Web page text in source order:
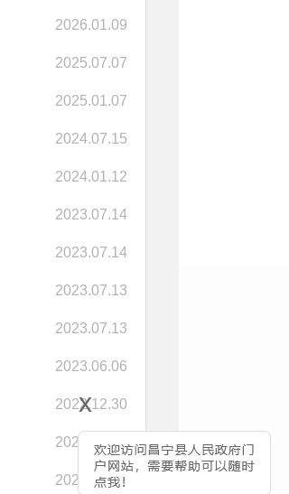
x
2026.01.09
2025.07.07
2025.01.07
2024.07.15
2024.01.12
2023.07.14
2023.07.14
2023.07.13
2023.07.13
2023.06.06
2022.12.30
2022.12.21
2022.12.16